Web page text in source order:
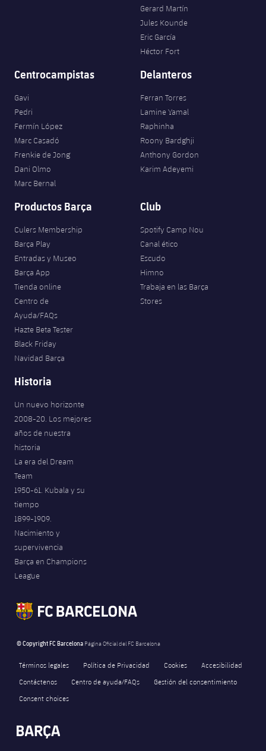
Gerard Martín
Jules Kounde
Eric García
Héctor Fort
Centrocampistas
Gavi
Pedri
Fermín López
Marc Casadó
Frenkie de Jong
Dani Olmo
Marc Bernal
Delanteros
Ferran Torres
Lamine Yamal
Raphinha
Roony Bardghji
Anthony Gordon
Karim Adeyemi
Productos Barça
Culers Membership
Barça Play
Entradas y Museo
Barça App
Tienda online
Centro de
Ayuda/FAQs
Hazte Beta Tester
Black Friday
Navidad Barça
Club
Spotify Camp Nou
Canal ético
Escudo
Himno
Trabaja en las Barça
Stores
Historia
Un nuevo horizonte
2008-20. Los mejores
años de nuestra
historia
La era del Dream
Team
1950-61. Kubala y su
tiempo
1899-1909.
Nacimiento y
supervivencia
Barça en Champions
League
© Copyright FC Barcelona Página Oficial del FC Barcelona
Términos legales Política de Privacidad Cookies
Accesibilidad
Contáctenos
Centro de ayuda/FAQs
Gestión del consentimiento
Consent choices